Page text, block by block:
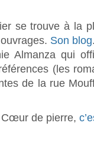
se trouve à la
Son blog
Almanza qui
(les
de la rue
Cœur de pierre,